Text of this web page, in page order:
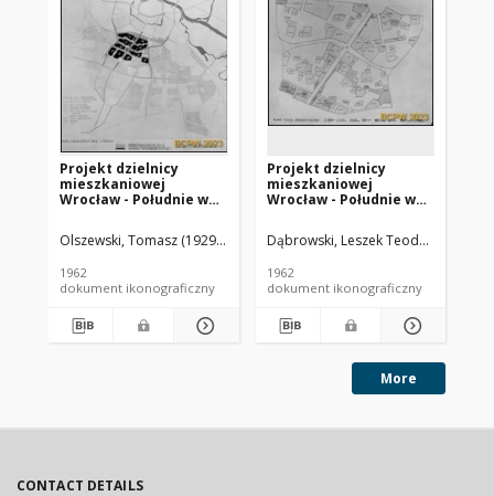
Projekt dzielnicy
mieszkaniowej
Wrocław - Południe we
SARP nr 338 : praca nr 2.
Zdj. 3, Plan orientacyjny
Olszewski, Tomasz (1929- ). Fotograf
1962
dokument ikonograficzny
Projekt dzielnicy
mieszkaniowej
Wrocław - Południe we
SARP nr 338 : praca nr 4,
IV nagroda. Zdj. 4,
terenu
Dąbrowski, Leszek Teodozy (1912-
1962
dokument ikonograficzny
More
CONTACT DETAILS